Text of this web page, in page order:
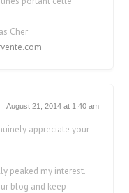
Cher
August 21, 2014 at 1:40 am
appreciate your
peaked my interest.
blog and keep